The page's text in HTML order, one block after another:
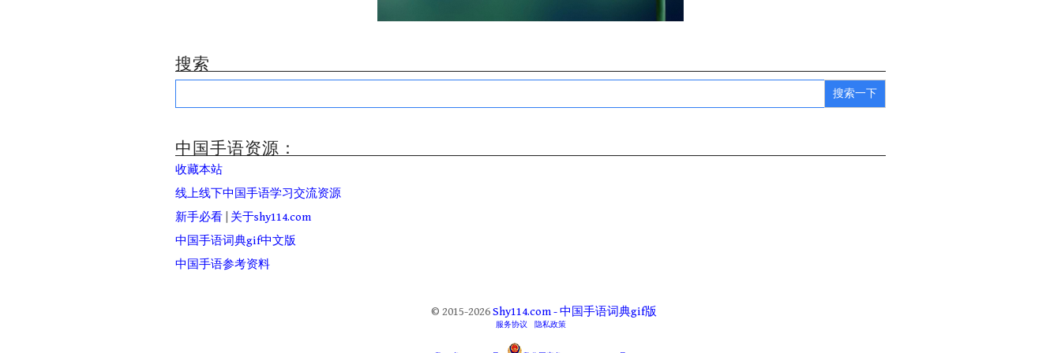
搜索
Search
中国手语资源：
收藏本站
线上线下中国手语学习交流资源
新手必看
关于shy114.com
中国手语词典gif中文版
中国手语参考资料
© 2015-2026Shy114.com - 中国手语词典gif版
服务协议 隐私政策